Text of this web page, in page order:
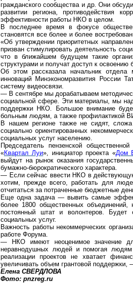
гражданского сообщества и др. Они
развитии региона, противодействия
эффективности работы НКО в целом.
В последнее время в фокусе
становятся все более и более
«Об утверждении приоритетных
призван стимулировать деятельность
что в ближайшем будущем такие
структурами и получат доступ к
Об этом рассказала начальник отдела
инноваций Минэкономразвития России
систему видеосвязи.
— В сентябре мы дорабатываем
социальной сфере. Эти материалы, мы
поддержки НКО. Большое внимание
больным людям, а также профилактикой
В нашем регионе также не сидят,
социально ориентированных
социальных услуг населению.
Председатель пензенской
«Квартал Луи», инициатор проекта «Дом
выйдут на рынок оказания
бумажно-бюрократического характера.
— Если сейчас ввести НКО в
хотим, прежде всего, работать для
отчитаться за потраченные бюджетные
Еще одна задача — вывить самые
более 1800 общественных
постоянный штат и волонтеров.
социальных услуг.
Важность работы некоммерческих
работе Форума.
— НКО имеют неоценимое значение
неравнодушных людей и помогая
реализации проектов не хватает
увеличивать объем грантовой поддержки,
Елена СВЕРДЛОВА
Фото: pnzreg.ru